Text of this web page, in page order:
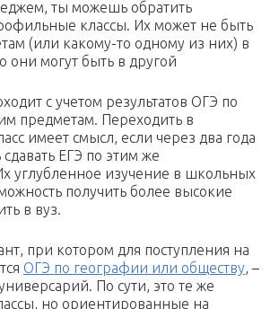
ты можешь обратить
классы. Их может не быть
(или какому-то одному из них) в
они могут быть в другой
с учетом результатов ОГЭ по
предметам. Переходить в
имеет смысл, если через два года
ЕГЭ по этим же
углубленное изучение в школьных
получить более высокие
в вуз.
при котором для поступления на
ОГЭ по географии или обществу, –
По сути, это те же
но ориентированные на